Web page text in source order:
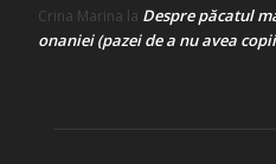
Crina Marina la Despre păcatul
onaniei (pazei de a nu avea